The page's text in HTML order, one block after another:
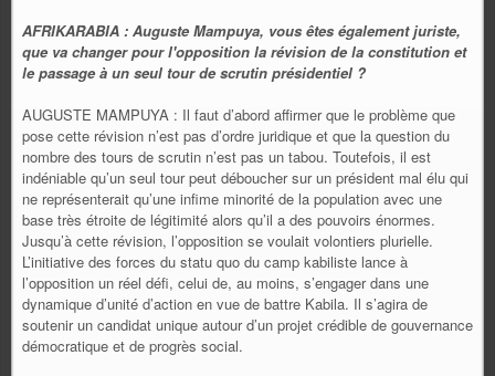
AFRIKARABIA : Auguste Mampuya, vous êtes également juriste,
que va changer pour l'opposition la révision de la constitution et
le passage à un seul tour de scrutin présidentiel ?
AUGUSTE MAMPUYA : Il faut d’abord affirmer que le problème que
pose cette révision n’est pas d’ordre juridique et que la question du
nombre des tours de scrutin n’est pas un tabou. Toutefois, il est
indéniable qu’un seul tour peut déboucher sur un président mal élu qui
ne représenterait qu’une infime minorité de la population avec une
base très étroite de légitimité alors qu’il a des pouvoirs énormes.
Jusqu’à cette révision, l’opposition se voulait volontiers plurielle.
L’initiative des forces du statu quo du camp kabiliste lance à
l’opposition un réel défi, celui de, au moins, s’engager dans une
dynamique d’unité d’action en vue de battre Kabila. Il s’agira de
soutenir un candidat unique autour d’un projet crédible de gouvernance
démocratique et de progrès social.